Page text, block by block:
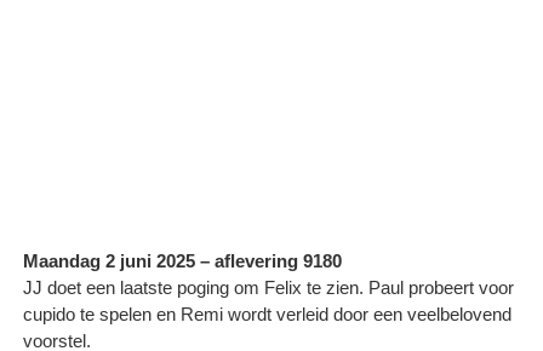
Maandag 2 juni 2025 – aflevering 9180
JJ doet een laatste poging om Felix te zien. Paul probeert voor
cupido te spelen en Remi wordt verleid door een veelbelovend
voorstel.